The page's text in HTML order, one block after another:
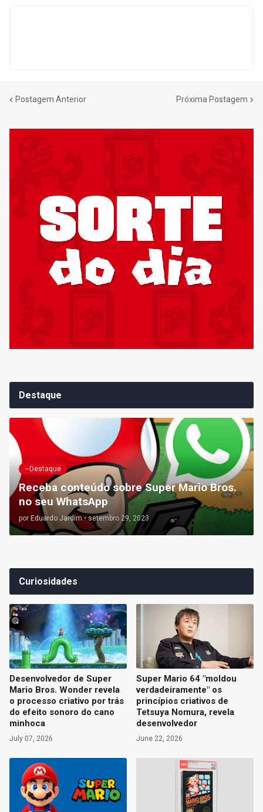
Postagem Anterior Próxima Postagem
Destaque
~Destaque
Receba conteúdo sobre Super Mario Bros.
no seu WhatsApp
por Eduardo Jardim • setembro 29, 2023
Curiosidades
Desenvolvedor de Super
Mario Bros. Wonder revela
o processo criativo por trás
do efeito sonoro do cano
minhoca
July 07, 2026
Super Mario 64 "moldou
verdadeiramente" os
princípios criativos de
Tetsuya Nomura, revela
desenvolvedor
June 22, 2026